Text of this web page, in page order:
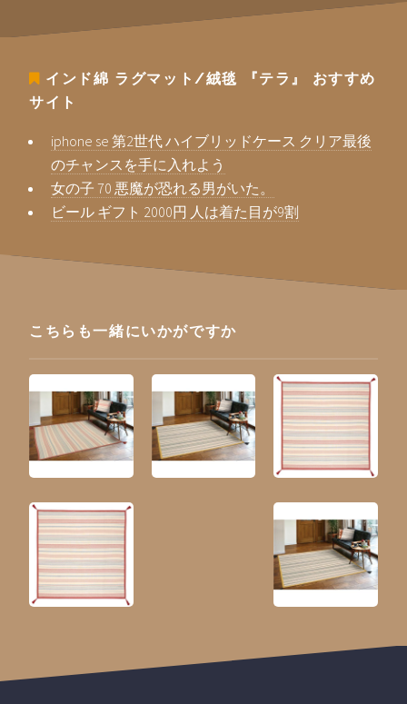
インド綿 ラグマット/絨毯 『テラ』
おすすめ
サイト
iphone se 第2世代 ハイブリッドケース クリア最後
のチャンスを手に入れよう
女の子 70 悪魔が恐れる男がいた。
ビール ギフト 2000円 人は着た目が9割
こちらも一緒にいかがですか